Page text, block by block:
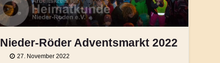
Nieder-Röder Adventsmarkt 2022
27. November 2022